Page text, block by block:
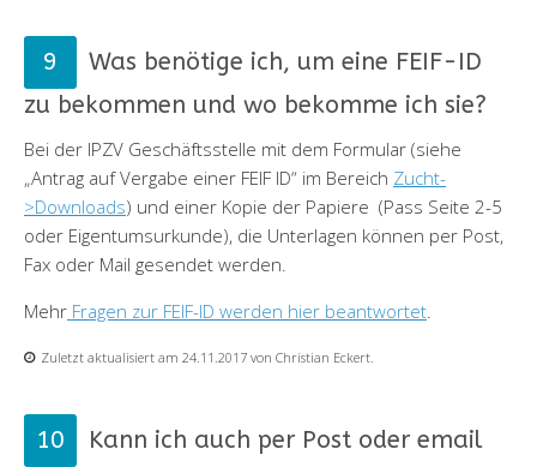
Was benötige ich, um eine FEIF-ID
zu bekommen und wo bekomme ich sie?
Bei der IPZV Geschäftsstelle mit dem Formular (siehe
„Antrag auf Vergabe einer FEIF ID“ im Bereich Zucht-
>Downloads) und einer Kopie der Papiere (Pass Seite 2-5
oder Eigentumsurkunde), die Unterlagen können per Post,
Fax oder Mail gesendet werden.
Mehr Fragen zur FEIF-ID werden hier beantwortet
Zuletzt aktualisiert am 24.11.2017 von Christian Eckert.
Kann ich auch per Post oder email